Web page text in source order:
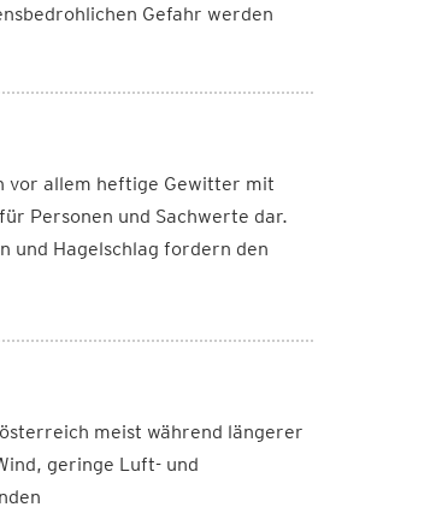
Gefahr werden
vor allem heftige Gewitter mit
Personen und Sachwerte dar.
und Hagelschlag fordern den
meist während längerer
geringe Luft- und